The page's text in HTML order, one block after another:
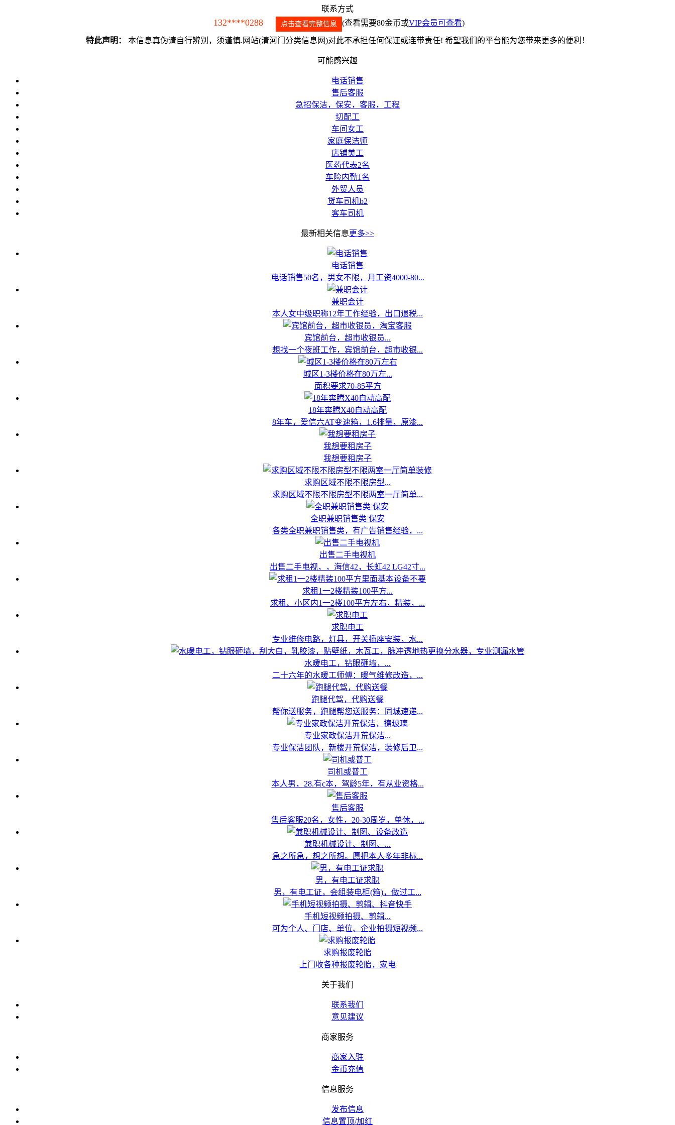
联系方式
132****0288 点击查看完整信息 (查看需要80金币或VIP会员可查看)
特此声明： 本信息真伪请自行辨别，须谨慎.网站(清河门分类信息网)对此不承担任何保证或连带责任! 希望我们的平台能为您带来更多的便利！
可能感兴趣
电话销售
售后客服
急招保洁，保安，客服，工程
切配工
车间女工
家庭保洁师
店铺美工
医药代表2名
车险内勤1名
外贸人员
货车司机b2
客车司机
最新相关信息更多>>
电话销售
电话销售50名，男女不限，月工资4000-80...
兼职会计
本人女中级职称12年工作经验，出口退税...
宾馆前台，超市收银员...
想找一个夜班工作，宾馆前台，超市收银...
城区1-3楼价格在80万左...
面积要求70-85平方
18年奔腾X40自动高配
8年车，爱信六AT变速箱，1.6排量，原漆...
我想要租房子
我想要租房子
求购区域不限不限房型...
求购区域不限不限房型不限两室一厅简单...
全职兼职销售类 保安
各类全职兼职销售类，有广告销售经验，...
出售二手电视机
出售二手电视，，海信42，长虹42 LG42寸...
求租1一2楼精装100平方...
求租、小区内1一2楼100平方左右，精装，...
求职电工
专业维修电路，灯具，开关插座安装，水...
水暖电工，钻眼砸墙，...
二十六年的水暖工师傅：暖气维修改造，...
跑腿代驾，代购送餐
帮你送服务，跑腿帮您送服务：同城速递...
专业家政保洁开荒保洁...
专业保洁团队，新楼开荒保洁，装修后卫...
司机或普工
本人男，28.有c本，驾龄5年，有从业资格...
售后客服
售后客服20名，女性，20-30周岁，单休，...
兼职机械设计、制图、...
急之所急，想之所想。愿把本人多年非标...
男，有电工证求职
男，有电工证，会组装电柜(箱)，做过工...
手机短视频拍摄、剪辑...
可为个人、门店、单位、企业拍摄短视频...
求购报废轮胎
上门收各种报废轮胎，家电
关于我们
联系我们
意见建议
商家服务
商家入驻
金币充值
信息服务
发布信息
信息置顶/加红